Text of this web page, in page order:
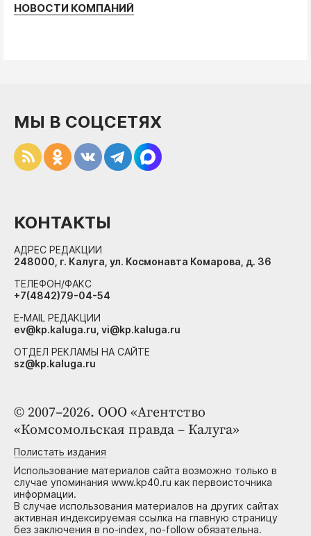
НОВОСТИ КОМПАНИЙ
© 2007–2026. ООО «Агентство
«Комсомольская правда – Калуга»
Полистать издания
Использование материалов сайта возможно только в
случае упоминания www.kp40.ru как первоисточника
информации.
В случае использования материалов на других сайтах
активная индексируемая ссылка на главную страницу
без заключения в no-index, no-follow обязательна.
МЫ В СОЦСЕТЯХ
КОНТАКТЫ
АДРЕС РЕДАКЦИИ
248000, г. Калуга, ул. Космонавта Комарова, д. 36
ТЕЛЕФОН/ФАКС
+7(4842)79-04-54
E-MAIL РЕДАКЦИИ
ev@kp.kaluga.ru, vi@kp.kaluga.ru
ОТДЕЛ РЕКЛАМЫ НА САЙТЕ
sz@kp.kaluga.ru